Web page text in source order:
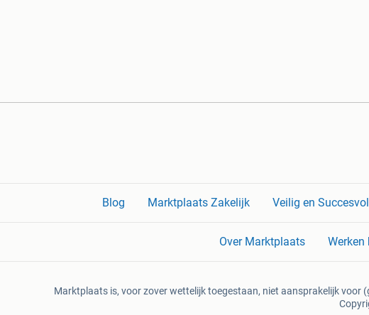
Blog Marktplaats Zakelijk Veilig en Succesvol
Over Marktplaats Werken
Marktplaats is, voor zover wettelijk toegestaan, niet aansprakelijk